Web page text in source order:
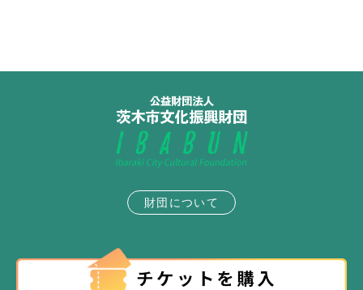
財団について